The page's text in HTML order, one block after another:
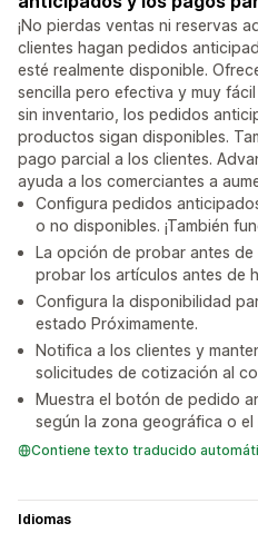
¡No pierdas ventas ni reservas
clientes hagan pedidos
esté realmente disponible.
sencilla pero efectiva y muy
sin inventario, los pedidos
productos sigan disponibles.
pago parcial a los clientes.
ayuda a los comerciantes a
Configura pedidos
o no disponibles. ¡También
La opción de probar antes
probar los artículos antes de
Configura la disponibilidad
estado Próximamente.
Notifica a los clientes y
solicitudes de cotización al
Muestra el botón de pedido
según la zona geográfica o el
Contiene texto traducido
Idiomas